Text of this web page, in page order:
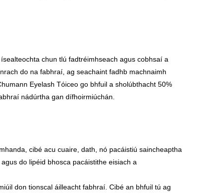
a bhaint amach
chun tlú fadtréimhseach agus cobhsaí a
do na fabhraí, ag seachaint fadhb machnaimh
Eyelash Tóiceo go bhfuil a sholúbthacht 50%
nádúrtha gan dífhoirmiúchán.
cibé acu cuaire, dath, nó pacáistiú saincheaptha
do lipéid bhosca pacáistithe eisiach a
don tionscal áilleacht fabhraí. Cibé an bhfuil tú ag